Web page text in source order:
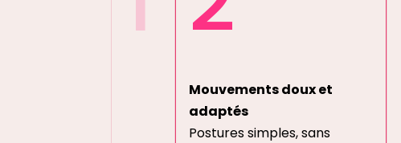
Mouvements doux et
adaptés
Postures simples, sans